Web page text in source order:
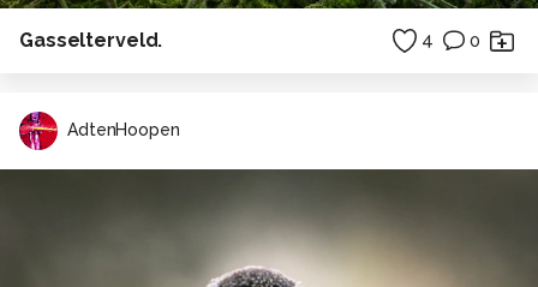
Gasselterveld. 4 0
AdtenHoopen